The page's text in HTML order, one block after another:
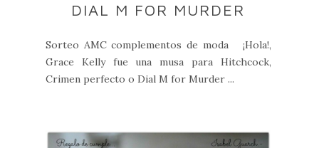
DIAL M FOR MURDER
Sorteo AMC complementos de moda ¡Hola!,
Grace Kelly fue una musa para Hitchcock,
Crimen perfecto o Dial M for Murder ...